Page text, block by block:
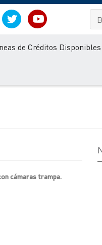
de Créditos Disponibles
cámaras trampa.